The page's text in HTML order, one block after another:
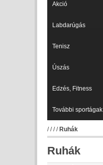
Akció
Labdarúgás
Tenisz
Úszás
Edzés, Fitness
További sportágak
//// Ruhák
Ruhák